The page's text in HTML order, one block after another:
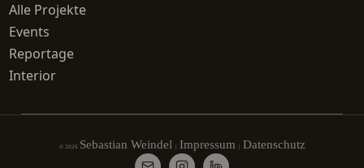
Alle Projekte
Events
Reportage
Interior
© 2026 Sebastian Weindel | Impressum | Datenschutz